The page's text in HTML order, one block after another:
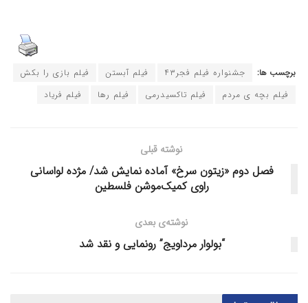
برچسب ها: جشنواره فیلم فجر۴۳ فیلم آبستن
فیلم بازی را بکش
فیلم بچه ی مردم
فیلم تاکسیدرمی فیلم رها فیلم فریاد
نوشته قبلی
فصل دوم «زیتون سرخ» آماده نمایش شد/ مژده لواسانی
راوی کمیک‌موشن فلسطین
نوشته‌ی بعدی
“بولوار مرداویج” رونمایی و نقد شد